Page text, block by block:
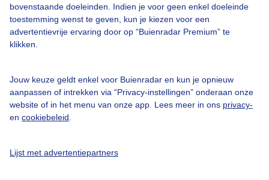
bovenstaande doeleinden. Indien je voor geen enkel doeleinde
toestemming wenst te geven, kun je kiezen voor een
advertentievrije ervaring door op “Buienradar Premium” te
klikken.
Jouw keuze geldt enkel voor Buienradar en kun je opnieuw
aanpassen of intrekken via “Privacy-instellingen” onderaan onze
website of in het menu van onze app. Lees meer in ons privacy-
en cookiebeleid
Lijst met advertentiepartners
Toegankelijkheid
Gebruikersvoorwaarden
Adverteren
Privacy beleid
Cookie beleid